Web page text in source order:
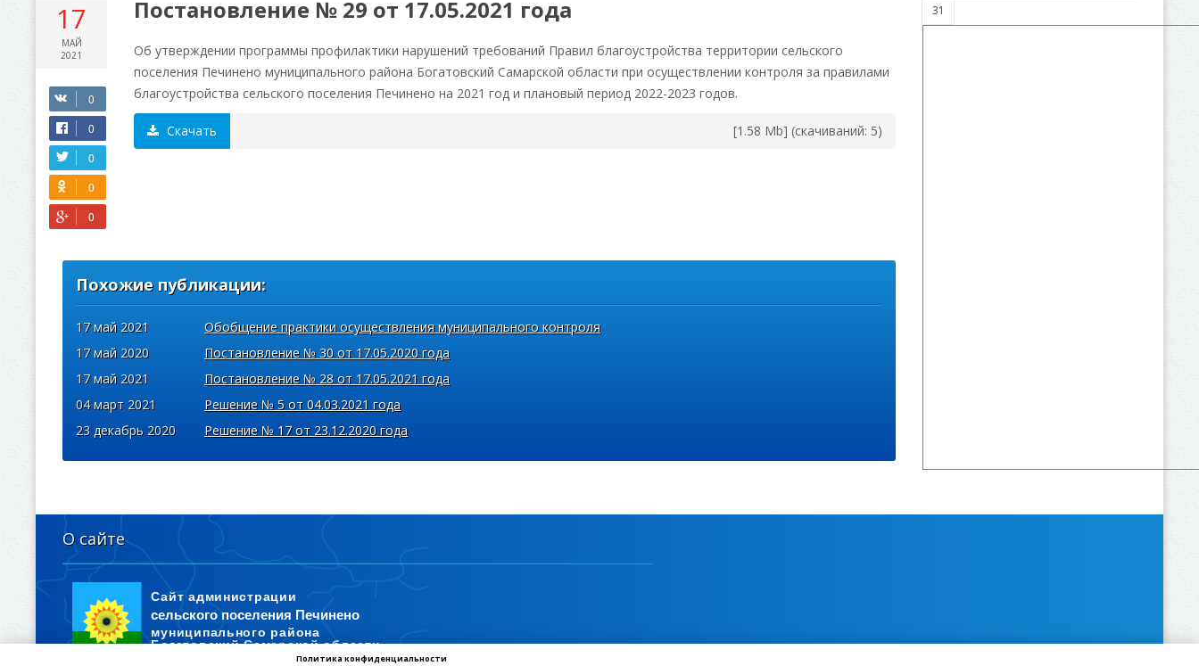
17
МАЙ
2021
Постановление № 29 от 17.05.2021 года
Об утверждении программы профилактики нарушений требований Правил благоустройства территории сельского
поселения Печинено муниципального района Богатовский Самарской области при осуществлении контроля за правилами
благоустройства сельского поселения Печинено на 2021 год и плановый период 2022-2023 годов.
Скачать [1.58 Mb] (cкачиваний: 5)
Похожие публикации:
17 май 2021
Обобщение практики осуществления муниципального контроля
17 май 2020
Постановление № 30 от 17.05.2020 года
17 май 2021
Постановление № 28 от 17.05.2021 года
04 март 2021
Решение № 5 от 04.03.2021 года
23 декабрь 2020
Решение № 17 от 23.12.2020 года
31
О сайте
Политика конфиденциальности